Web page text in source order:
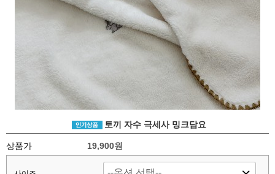
토끼 자수 극세사 밍크담요
상품가 19,900원